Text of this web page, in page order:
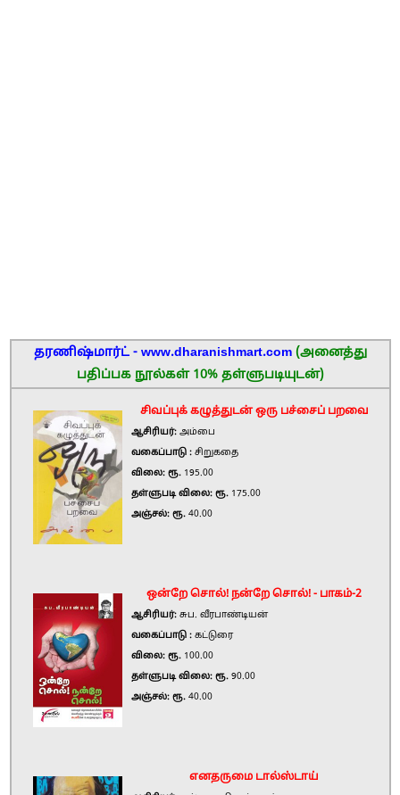
தரணிஷ்மார்ட் - www.dharanishmart.com (அனைத்து
பதிப்பக நூல்கள் 10% தள்ளுபடியுடன்)
சிவப்புக் கழுத்துடன் ஒரு பச்சைப் பறவை
ஆசிரியர்: அம்பை
வகைப்பாடு : சிறுகதை
விலை: ரூ. 195.00
தள்ளுபடி விலை: ரூ. 175.00
அஞ்சல்: ரூ. 40.00
ஒன்றே சொல்! நன்றே சொல்! - பாகம்-2
ஆசிரியர்: சுப. வீரபாண்டியன்
வகைப்பாடு : கட்டுரை
விலை: ரூ. 100.00
தள்ளுபடி விலை: ரூ. 90.00
அஞ்சல்: ரூ. 40.00
எனதருமை டால்ஸ்டாய்